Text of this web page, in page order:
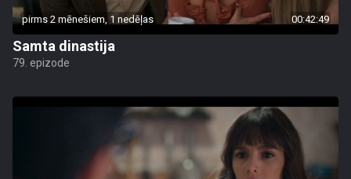
pirms 2 mēnešiem, 1 nedēļas 00:42:49
Samta dinastija
79. epizode